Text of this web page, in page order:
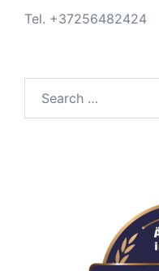
Tel. +37256482424